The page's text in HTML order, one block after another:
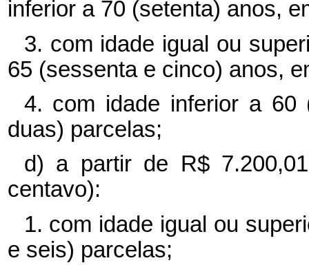
inferior a 70 (setenta) anos,
3. com idade igual ou
65 (sessenta e cinco) anos,
4. com idade inferior a 60
duas) parcelas;
d) a partir de R$
centavo):
1. com idade igual ou
e seis) parcelas;